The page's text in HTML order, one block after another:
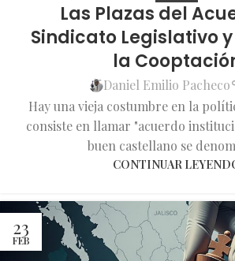
Las Plazas del
Sindicato Legislativo
la
Daniel Emilio Pacheco
Hay una vieja costumbre en la
consiste en llamar "acuerdo
buen castellano se
CONTINUAR
23
FEB